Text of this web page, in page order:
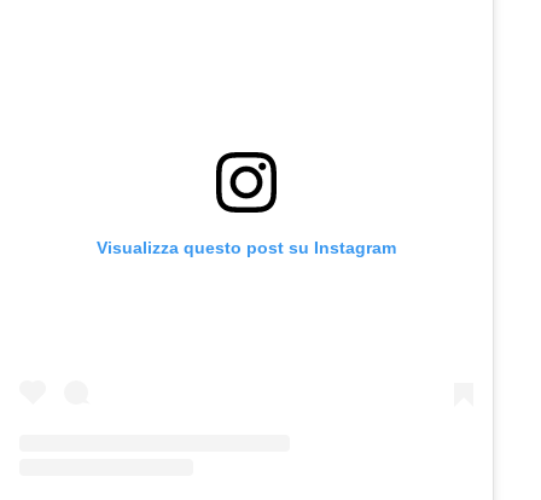
Visualizza questo post su Instagram